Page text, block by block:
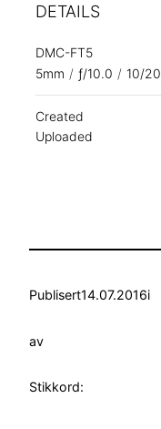
DETAILS
DMC-FT5
5mm / ƒ/10.0 / 10/
Created
Uploaded
Publisert14.07.2016i
av
Stikkord: